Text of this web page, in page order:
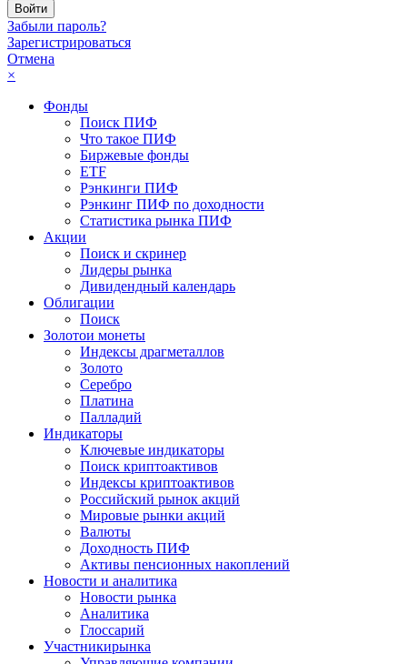
Забыли пароль?
Зарегистрироваться
Отмена
×
Фонды
Поиск ПИФ
Что такое ПИФ
Биржевые фонды
ETF
Рэнкинги ПИФ
Рэнкинг ПИФ по доходности
Статистика рынка ПИФ
Акции
Поиск и скринер
Лидеры рынка
Дивидендный календарь
Облигации
Поиск
Золотои монеты
Индексы драгметаллов
Золото
Серебро
Платина
Палладий
Индикаторы
Ключевые индикаторы
Поиск криптоактивов
Индексы криптоактивов
Российский рынок акций
Мировые рынки акций
Валюты
Доходность ПИФ
Активы пенсионных накоплений
Новости и аналитика
Новости рынка
Аналитика
Глоссарий
Участникирынка